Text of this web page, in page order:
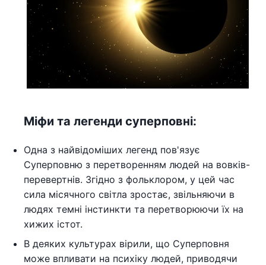
Міфи та легенди суперповні:
Одна з найвідоміших легенд пов'язує
Суперповню з перетворенням людей на вовків-
перевертнів. Згідно з фольклором, у цей час
сила місячного світла зростає, звільняючи в
людях темні інстинкти та перетворюючи їх на
хижих істот.
В деяких культурах вірили, що Суперповня
може впливати на психіку людей, приводячи